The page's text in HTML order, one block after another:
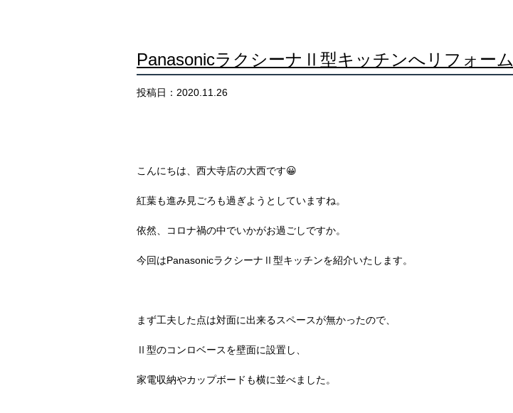
PanasonicラクシーナⅡ型キッチンへリフォーム
投稿日：2020.11.26
こんにちは、西大寺店の大西です😀
紅葉も進み見ごろも過ぎようとしていますね。
依然、コロナ禍の中でいかがお過ごしですか。
今回はPanasonicラクシーナⅡ型キッチンを紹介いたします。
まず工夫した点は対面に出来るスペースが無かったので、
Ⅱ型のコンロベースを壁面に設置し、
家電収納やカップボードも横に並べました。